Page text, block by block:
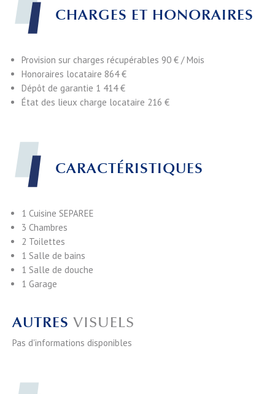
CARACTÉRISTIQUES
1 Cuisine SEPAREE
3 Chambres
2 Toilettes
1 Salle de bains
1 Salle de douche
1 Garage
CHARGES ET HONORAIRES
Provision sur charges récupérables 90 € / Mois
Honoraires locataire 864 €
Dépôt de garantie 1 414 €
État des lieux charge locataire 216 €
AUTRES VISUELS
Pas d'informations disponibles